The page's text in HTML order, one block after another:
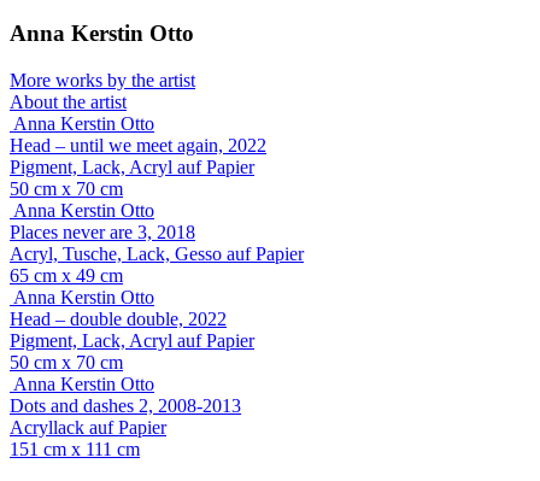
Anna Kerstin Otto
More works by the artist
About the artist
Anna Kerstin Otto
Head – until we meet again, 2022
Pigment, Lack, Acryl auf Papier
50 cm x 70 cm
Anna Kerstin Otto
Places never are 3, 2018
Acryl, Tusche, Lack, Gesso auf Papier
65 cm x 49 cm
Anna Kerstin Otto
Head – double double, 2022
Pigment, Lack, Acryl auf Papier
50 cm x 70 cm
Anna Kerstin Otto
Dots and dashes 2, 2008-2013
Acryllack auf Papier
151 cm x 111 cm